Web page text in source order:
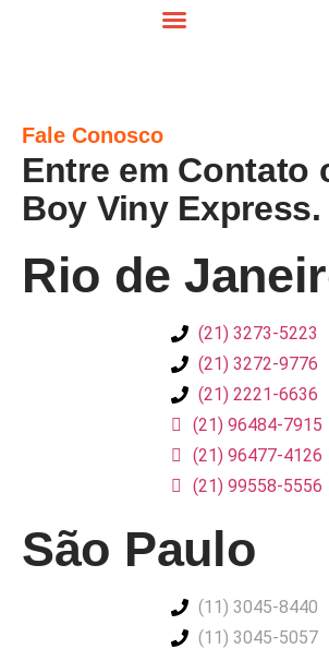
Fale Conosco
Entre em Contato
Boy Viny Express.
Rio de
(21) 3273-5223
(21) 3272-9776
(21) 2221-6636
(21) 96484-7915
(21) 96477-4126
(21) 99558-5556
São Paulo
(11) 3045-8440
(11) 3045-5057